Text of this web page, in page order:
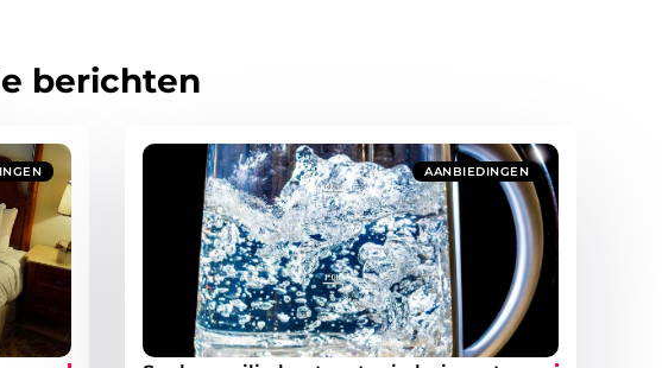
berichten
AANBIEDINGEN